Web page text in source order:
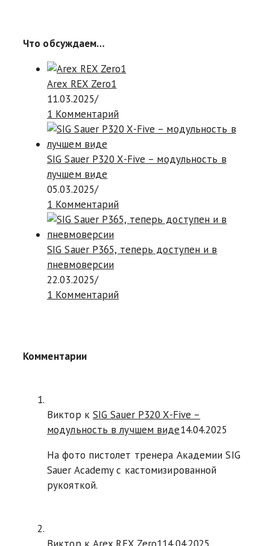
Что обсуждаем…
Arex REX Zero1
11.03.2025/
1 Комментарий
SIG Sauer P320 X-Five – модульность в
лучшем виде
05.03.2025/
1 Комментарий
SIG Sauer P365, теперь доступен и в
пневмоверсии
22.03.2025/
1 Комментарий
Комментарии
Виктор к SIG Sauer P320 X-Five –
модульность в лучшем виде14.04.2025
На фото пистолет тренера Академии SIG
Sauer Academy с кастомизированной
рукояткой.